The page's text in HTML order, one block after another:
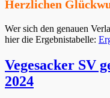
Herzlichen
Wer sich den genauen
hier die Ergebnistabelle:
Vegesacker SV
2024